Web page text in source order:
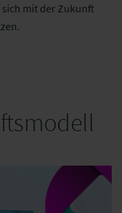
mit der Zukunft